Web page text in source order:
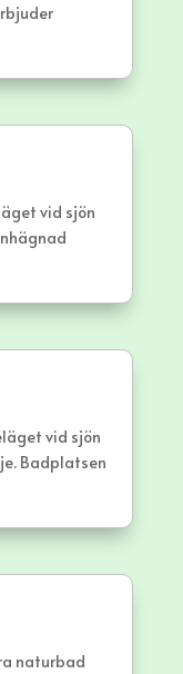
vid sjön
vid sjön
Badplatsen
svagt
naturbad